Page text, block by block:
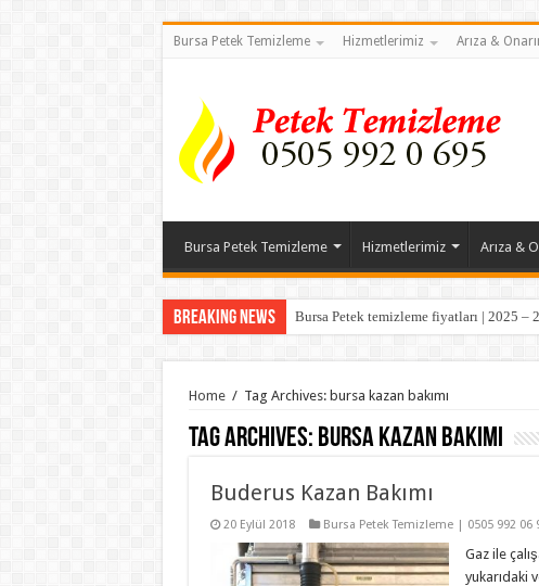
Bursa Petek Temizleme Hizmetlerimiz Arıza &
Bursa Petek Temizleme Hizmetlerimiz Arıza &
Breaking News Bursa Petek temizleme fiyatları | 2025 –
Home / Tag Archives: bursa kazan bakımı
Tag Archives: bursa kazan bakımı
Buderus Kazan Bakımı
20 Eylül 2018 Bursa Petek Temizleme | 0505 992 06
Gaz ile
yukarıdaki